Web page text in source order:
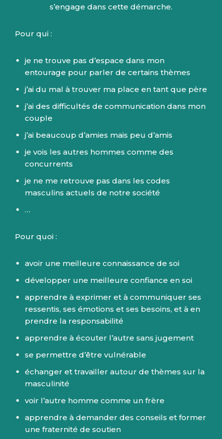
s’engage dans cette démarche.
Pour qui :
je ne trouve pas d’espace dans mon
entourage pour parler de certains thèmes
j’ai du mal à trouver ma place en tant que père
j’ai des difficultés de communication dans mon
couple
j’ai beaucoup d’amies mais peu d’amis
je vois les autres hommes comme des
concurrents
je ne me retrouve pas dans les codes
masculins actuels de notre société
…
Pour quoi :
avoir une meilleure connaissance de soi
développer une meilleure confiance en soi
apprendre à exprimer et à communiquer ses
ressentis, ses émotions et ses besoins, et à en
prendre la responsabilité
apprendre à écouter l’autre sans jugement
se permettre d’être vulnérable
échanger et travailler autour de thèmes sur la
masculinité
voir l’autre homme comme un frère
apprendre à demander des conseils et former
une fraternité de soutien